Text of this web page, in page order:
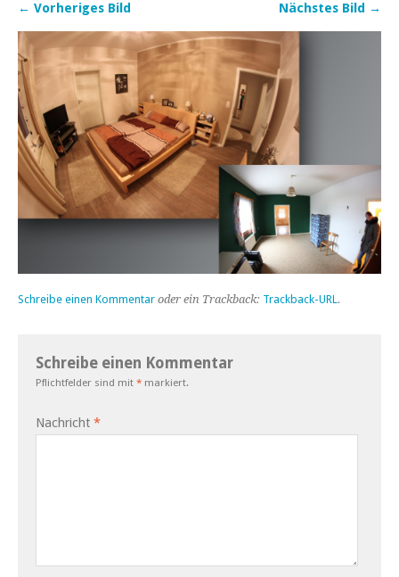
← Vorheriges Bild Nächstes Bild →
Schreibe einen Kommentar oder ein Trackback: Trackback-URL.
Schreibe einen Kommentar
Pflichtfelder sind mit * markiert.
Nachricht *